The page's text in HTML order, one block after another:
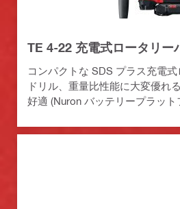
TE 4-22 充電式ロータリー
コンパクトな SDS プラス充電
ドリル、重量比性能に大変優れ
好適 (Nuron バッテリープラット